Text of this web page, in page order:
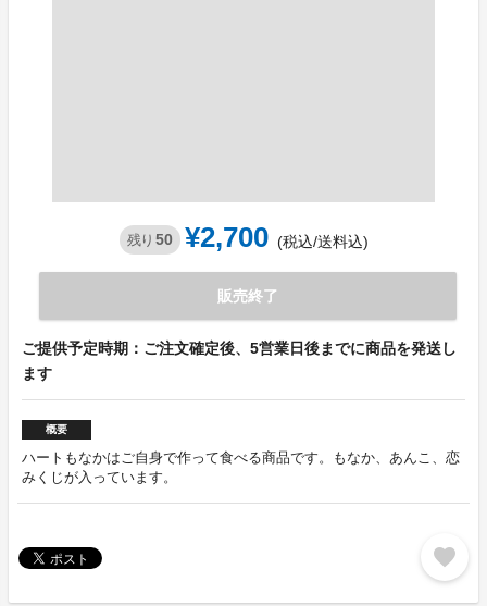
残り 50 ¥2,700 (税込/送料込)
販売終了
ご提供予定時期：ご注文確定後、5営業日後までに商品を発送し
ます
概要
ハートもなかはご自身で作って食べる商品です。もなか、あんこ、恋
みくじが入っています。
favorite